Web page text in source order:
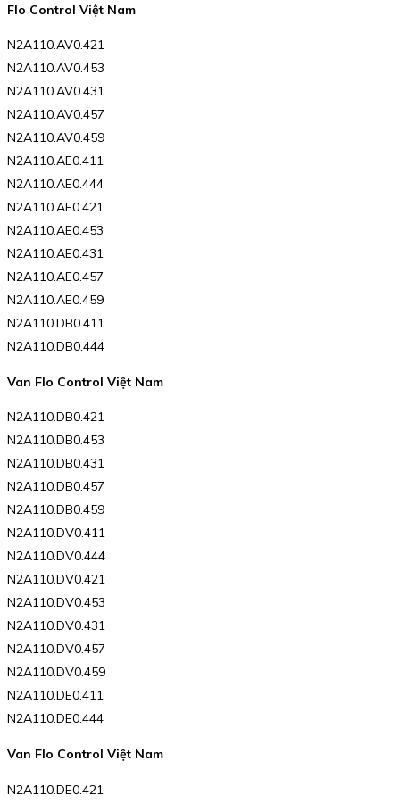
Flo Control Việt Nam
N2A110.AV0.421
N2A110.AV0.453
N2A110.AV0.431
N2A110.AV0.457
N2A110.AV0.459
N2A110.AE0.411
N2A110.AE0.444
N2A110.AE0.421
N2A110.AE0.453
N2A110.AE0.431
N2A110.AE0.457
N2A110.AE0.459
N2A110.DB0.411
N2A110.DB0.444
Van Flo Control Việt Nam
N2A110.DB0.421
N2A110.DB0.453
N2A110.DB0.431
N2A110.DB0.457
N2A110.DB0.459
N2A110.DV0.411
N2A110.DV0.444
N2A110.DV0.421
N2A110.DV0.453
N2A110.DV0.431
N2A110.DV0.457
N2A110.DV0.459
N2A110.DE0.411
N2A110.DE0.444
Van Flo Control Việt Nam
N2A110.DE0.421